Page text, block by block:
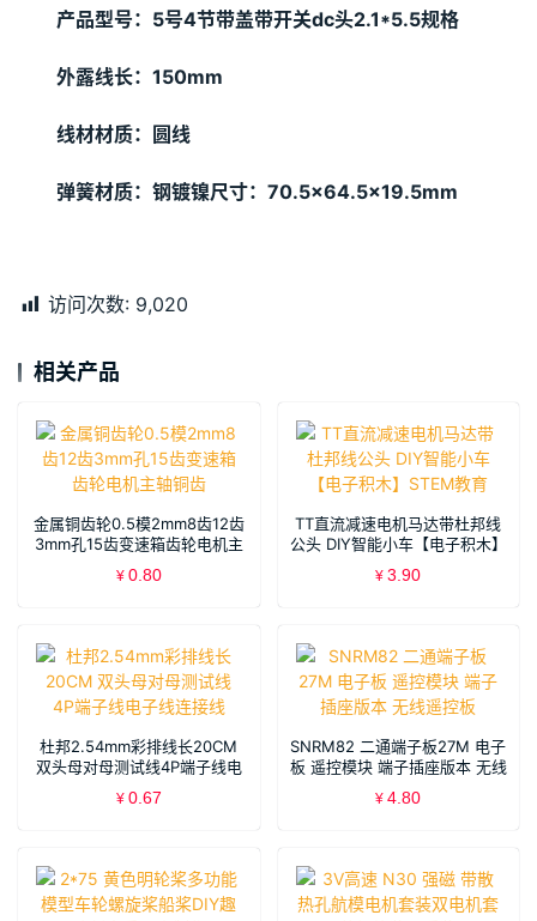
产品型号：5号4节带盖带开关dc头2.1*5.5规格
外露线长：150mm
线材材质：圆线
弹簧材质：钢镀镍尺寸：70.5×64.5×19.5mm
访问次数: 9,020
相关产品
金属铜齿轮0.5模2mm8齿12齿
3mm孔15齿变速箱齿轮电机主
¥ 0.80
TT直流减速电机马达带杜邦线
公头 DIY智能小车【电子积木】
¥ 3.90
杜邦2.54mm彩排线长20CM
双头母对母测试线4P端子线电
¥ 0.67
SNRM82 二通端子板27M 电子
板 遥控模块 端子插座版本 无线
¥ 4.80